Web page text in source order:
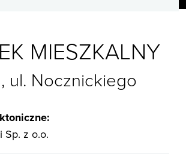
MIESZKALNY
ul. Nocznickiego
Sp. z o.o.